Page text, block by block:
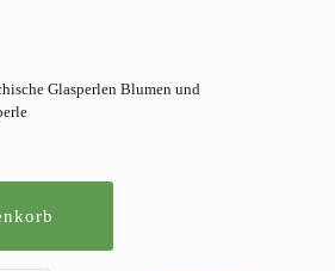
Glasperlen Blumen und